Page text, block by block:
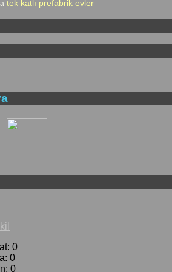
tek katlı prefabrik evler
0
0
0